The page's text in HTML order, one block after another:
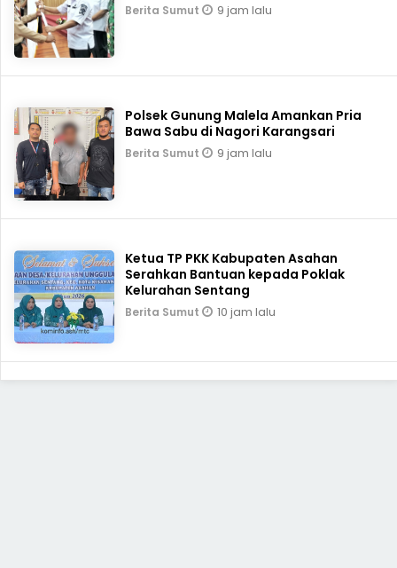
Berita Sumut 9 jam lalu
Polsek Gunung Malela Amankan Pria
Bawa Sabu di Nagori Karangsari
Berita Sumut 9 jam lalu
Ketua TP PKK Kabupaten Asahan
Serahkan Bantuan kepada Poklak
Kelurahan Sentang
Berita Sumut 10 jam lalu